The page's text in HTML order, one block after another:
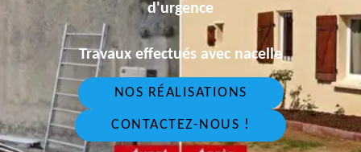
d'urgence
Travaux effectués avec nacelle
NOS RÉALISATIONS
CONTACTEZ-NOUS !